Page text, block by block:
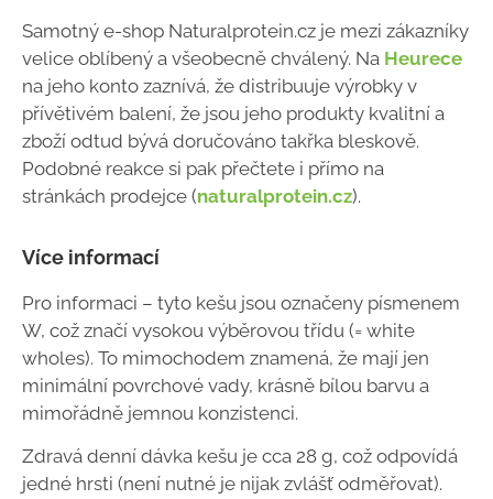
Samotný e-shop Naturalprotein.cz je mezi zákazníky
velice oblíbený a všeobecně chválený. Na Heurece
na jeho konto zaznívá, že distribuuje výrobky v
přívětivém balení, že jsou jeho produkty kvalitní a
zboží odtud bývá doručováno takřka bleskově.
Podobné reakce si pak přečtete i přímo na
stránkách prodejce (naturalprotein.cz).
Více informací
Pro informaci – tyto kešu jsou označeny písmenem
W, což značí vysokou výběrovou třídu (= white
wholes). To mimochodem znamená, že mají jen
minimální povrchové vady, krásně bílou barvu a
mimořádně jemnou konzistenci.
Zdravá denní dávka kešu je cca 28 g, což odpovídá
jedné hrsti (není nutné je nijak zvlášť odměřovat).